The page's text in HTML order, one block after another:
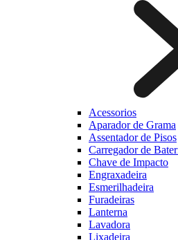
Acessorios
Aparador de Grama
Assentador de Pisos
Carregador de
Chave de Impacto
Engraxadeira
Esmerilhadeira
Furadeiras
Lanterna
Lavadora
Lixadeira